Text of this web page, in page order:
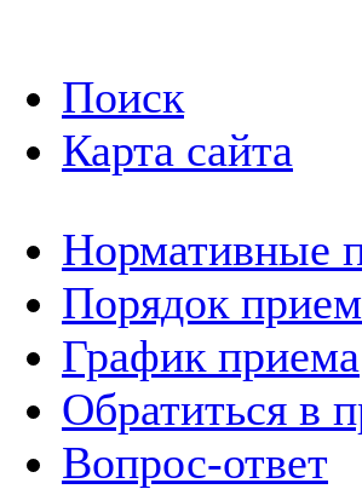
Поиск
Карта сайта
Нормативные
Порядок
График приема
Обратиться в
Вопрос-ответ